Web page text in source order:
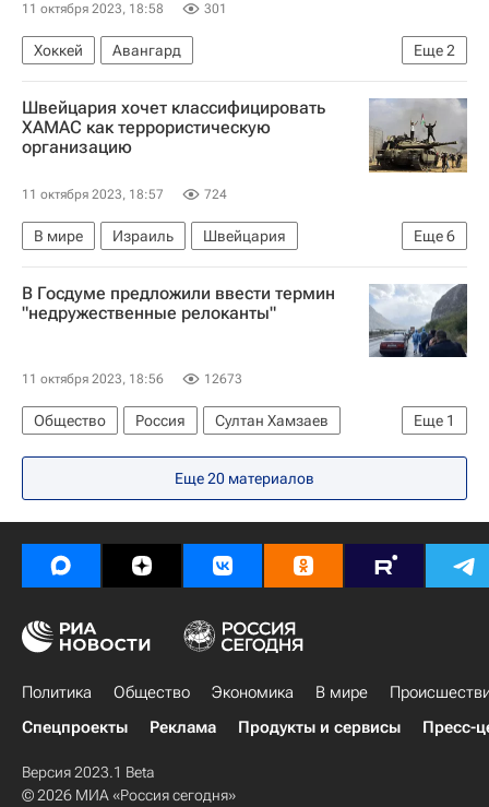
11 октября 2023, 18:58 301
Еще2
Хоккей
Авангард
Металлург (Магнитогорск)
Регулярный чемпионат КХЛ
Швейцария хочет классифицировать
ХАМАС как террористическую
организацию
11 октября 2023, 18:57 724
Еще6
В мире Израиль
Швейцария
Ближний Восток
Исраэль Кац
Исмаил Хания
Биньямин Нетаньяху
В Госдуме предложили ввести термин
"недружественные релоканты"
11 октября 2023, 18:56 12673
Еще 1
Общество Россия
Султан Хамзаев
Госдума РФ
Еще 20 материалов
Политика Общество Экономика В мире
Спецпроекты
Реклама Продукты и сервисы Пресс-
Версия 2023.1 Beta
© 2026 МИА «Россия сегодня»